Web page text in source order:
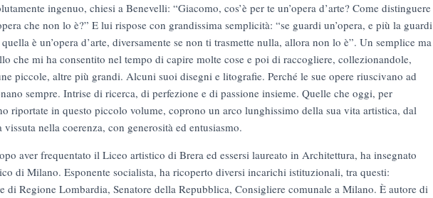
ingenuo, chiesi a Benevelli: “Giacomo, cos’è per te un’opera d’arte? Come distinguere
che non lo è?” E lui rispose con grandissima semplicità: “se guardi un’opera, e più la guardi
è un’opera d’arte, diversamente se non ti trasmette nulla, allora non lo è”. Un semplice ma
che mi ha consentito nel tempo di capire molte cose e poi di raccogliere, collezionandole,
piccole, altre più grandi. Alcuni suoi disegni e litografie. Perché le sue opere riuscivano ad
sempre. Intrise di ricerca, di perfezione e di passione insieme. Quelle che oggi, per
riportate in questo piccolo volume, coprono un arco lunghissimo della sua vita artistica, dal
nella coerenza, con generosità ed entusiasmo.
aver frequentato il Liceo artistico di Brera ed essersi laureato in Architettura, ha insegnato
di Milano. Esponente socialista, ha ricoperto diversi incarichi istituzionali, tra questi:
di Regione Lombardia, Senatore della Repubblica, Consigliere comunale a Milano. È autore di